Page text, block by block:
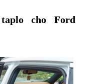
cho Ford